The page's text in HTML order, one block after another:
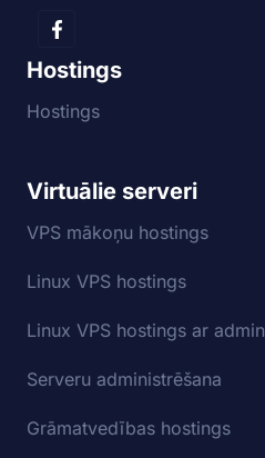
Hostings
Hostings
Virtuālie serveri
VPS mākoņu hostings
Linux VPS hostings
Linux VPS hostings ar
Serveru administrēšana
Grāmatvedības hostings